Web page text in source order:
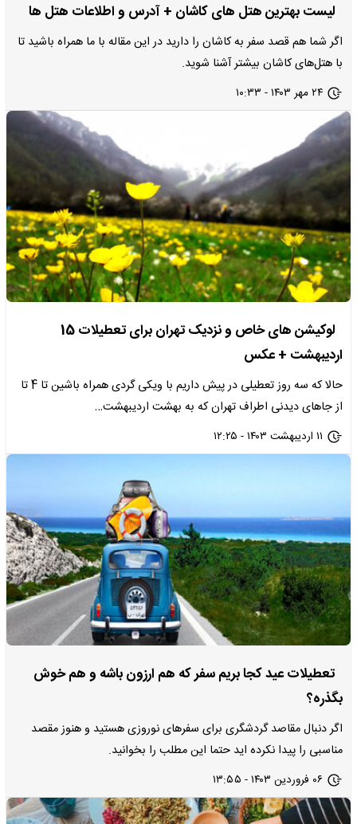
لیست بهترین هتل های کاشان + آدرس و اطلاعات هتل ها
اگر شما هم قصد سفر به کاشان را دارید در این مقاله با ما همراه باشید تا
با ­هتل‌­های کاشان بیشتر آشنا شوید.
۲۴ مهر ۱۴۰۳ - ۱۰:۳۳
لوکیشن های خاص و نزدیک تهران برای تعطیلات 15
اردیبهشت + عکس
حالا که سه روز تعطیلی در پیش داریم با ویکی گردی همراه باشین تا 4 تا
از جاهای دیدنی اطراف تهران که به بهشت اردیبهشت…
۱۱ اردیبهشت ۱۴۰۳ - ۱۲:۲۵
تعطیلات عید کجا بریم سفر که هم ارزون باشه و هم خوش
بگذره؟
اگر دنبال مقاصد گردشگری برای سفرهای نوروزی هستید و هنوز مقصد
مناسبی را پیدا نکرده اید حتما این مطلب را بخوانید.
۰۶ فروردین ۱۴۰۳ - ۱۳:۵۵